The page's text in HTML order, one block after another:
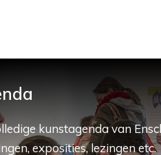
kunstagenda van
exposities, lezingen etc.